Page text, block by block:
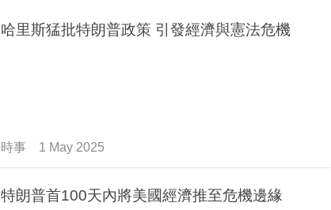
哈里斯猛批特朗普政策 引發經濟與憲法危機
時事 1 May 2025
特朗普首100天內將美國經濟推至危機邊緣